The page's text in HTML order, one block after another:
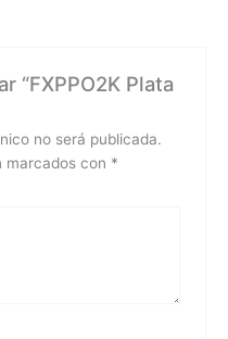
“FXPPO2K Plata
no será publicada.
marcados con *